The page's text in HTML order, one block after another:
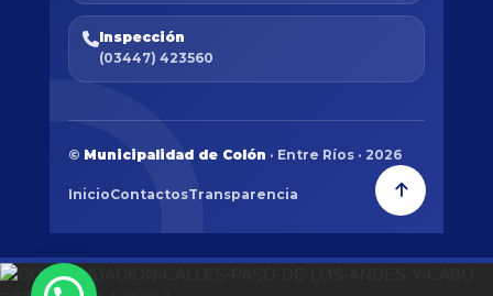
Inspección
(03447) 423560
© Municipalidad de Colón · Entre Ríos · 2026
InicioContactosTransparencia